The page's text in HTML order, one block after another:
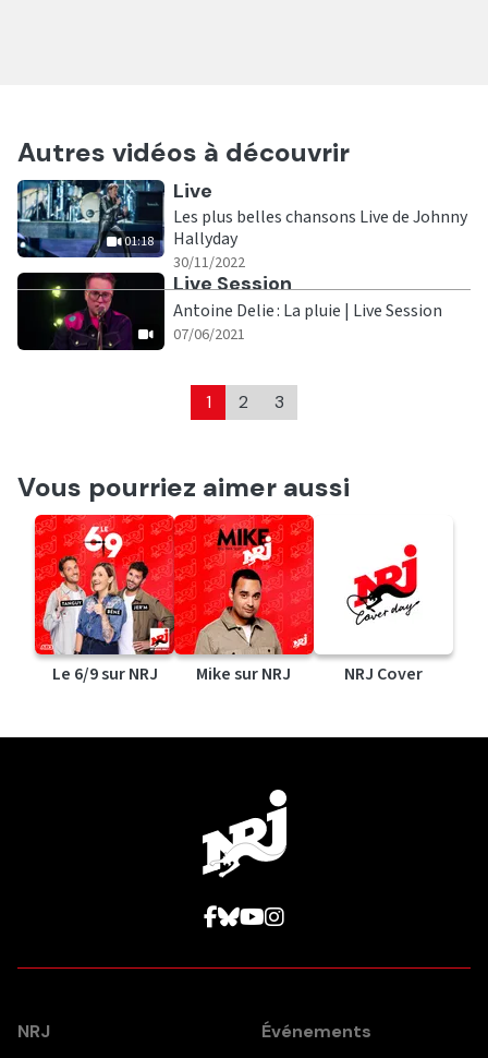
Autres vidéos à découvrir
01:18
Ecouter
Live
Les plus belles chansons Live de Johnny
Hallyday
30/11/2022
Ecouter
Live Session
Antoine Delie : La pluie | Live Session
07/06/2021
1 2 3
Vous pourriez aimer aussi
Le 6/9 sur NRJ Mike sur NRJ NRJ Cover
NRJ Événements